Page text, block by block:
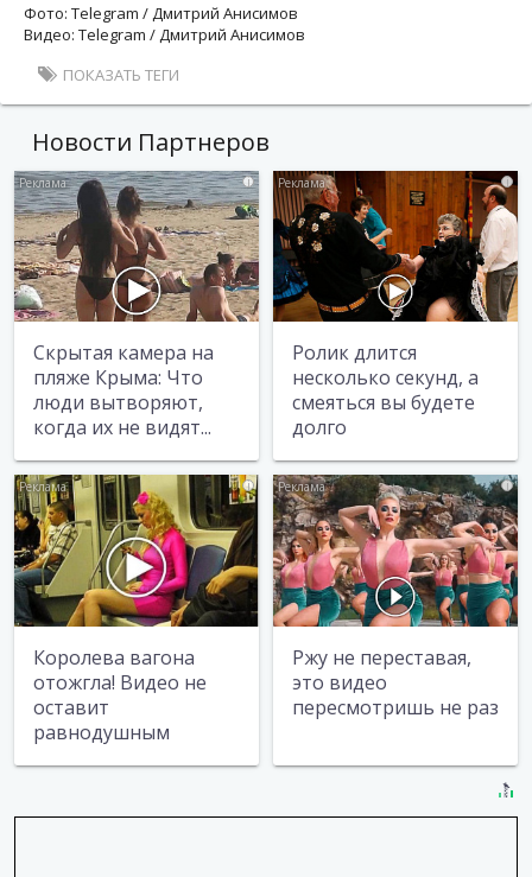
Фото: Telegram / Дмитрий Анисимов
Видео: Telegram / Дмитрий Анисимов
ПОКАЗАТЬ ТЕГИ
Новости Партнеров
i
Скрытая камера на
пляже Крыма: Что
люди вытворяют,
когда их не видят...
i
Ролик длится
несколько секунд, а
смеяться вы будете
долго
i
Королева вагона
отожгла! Видео не
оставит
равнодушным
i
Ржу не переставая,
это видео
пересмотришь не раз